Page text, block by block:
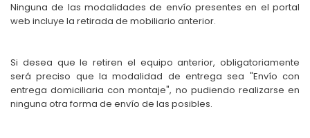
Ninguna de las modalidades de envío presentes en el portal
web incluye la retirada de mobiliario anterior.
Si desea que le retiren el equipo anterior, obligatoriamente
será preciso que la modalidad de entrega sea "Envío con
entrega domiciliaria con montaje", no pudiendo realizarse en
ninguna otra forma de envío de las posibles.